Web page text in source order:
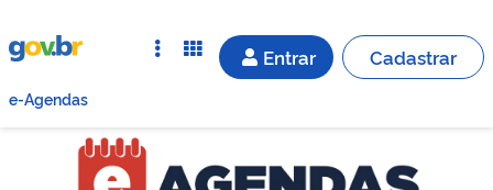
Entrar Cadastrar
e-Agendas